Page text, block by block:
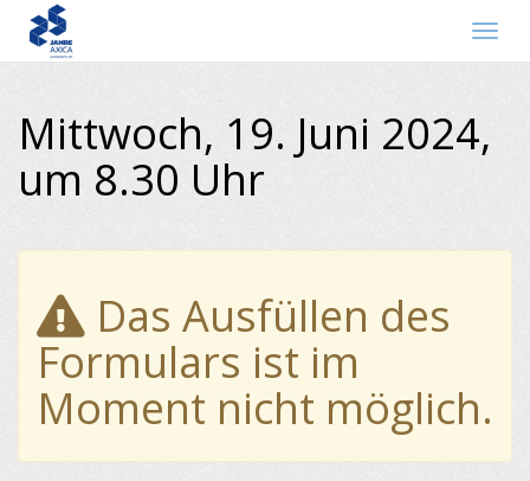
Mittwoch, 19. Juni 2024,
um 8.30 Uhr
Das Ausfüllen des
Formulars ist im
Moment nicht möglich.